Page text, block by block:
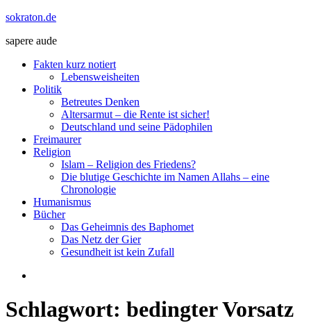
Zum
springen
sokraton.de
sapere aude
Menü
Fakten kurz notiert
Lebensweisheiten
Politik
Betreutes Denken
Altersarmut – die Rente ist sicher!
Deutschland und seine Pädophilen
Freimaurer
Religion
Islam – Religion des Friedens?
Die blutige Geschichte im Namen Allahs – eine
Chronologie
Humanismus
Bücher
Das Geheimnis des Baphomet
Das Netz der Gier
Gesundheit ist kein Zufall
Schlagwort: bedingter Vorsatz